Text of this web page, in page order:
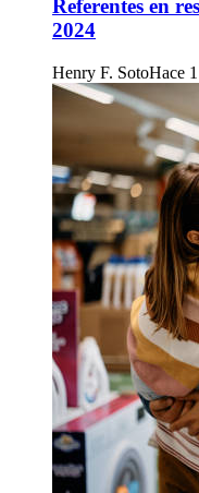
Referentes en
2024
Henry F. SotoHace